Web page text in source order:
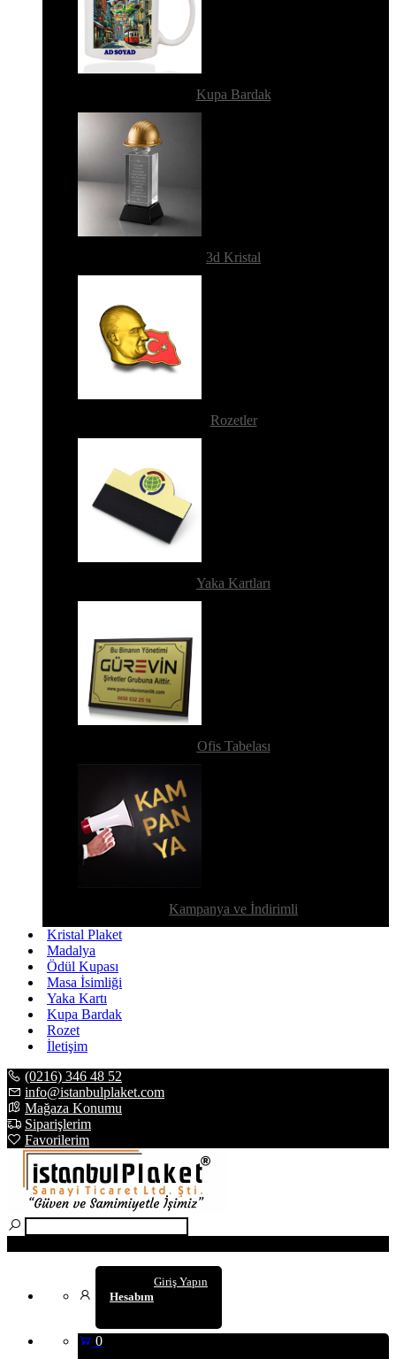
Kupa Bardak
3d Kristal
Rozetler
Yaka Kartları
Ofis Tabelası
Kampanya ve İndirimli
Kristal Plaket
Madalya
Ödül Kupası
Masa İsimliği
Yaka Kartı
Kupa Bardak
Rozet
İletişim
(0216) 346 48 52
info@istanbulplaket.com
Mağaza Konumu
Siparişlerim
Favorilerim
Hesabım
Giriş Yapın
0